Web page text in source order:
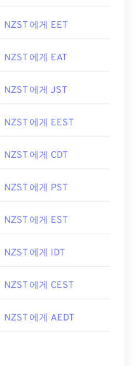
NZST 에게 EET
NZST 에게 EAT
NZST 에게 JST
NZST 에게 EEST
NZST 에게 CDT
NZST 에게 PST
NZST 에게 EST
NZST 에게 IDT
NZST 에게 CEST
NZST 에게 AEDT